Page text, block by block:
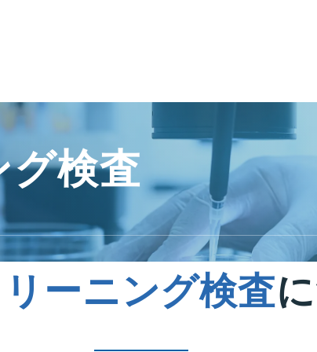
検査
ーニング検査